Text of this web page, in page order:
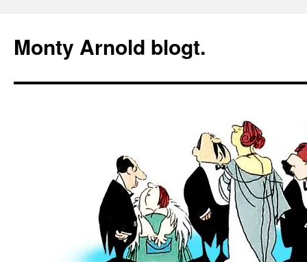
springen
Monty Arnold blogt.